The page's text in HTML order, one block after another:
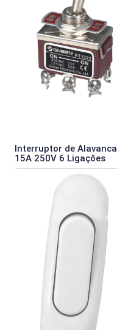
Interruptor de Alavanca
15A 250V 6 Ligaçőes